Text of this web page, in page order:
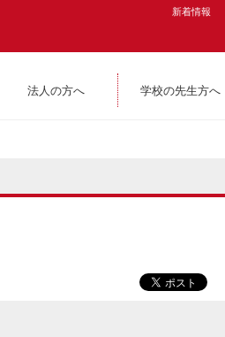
新着情報
法人の方へ 学校の先生方へ